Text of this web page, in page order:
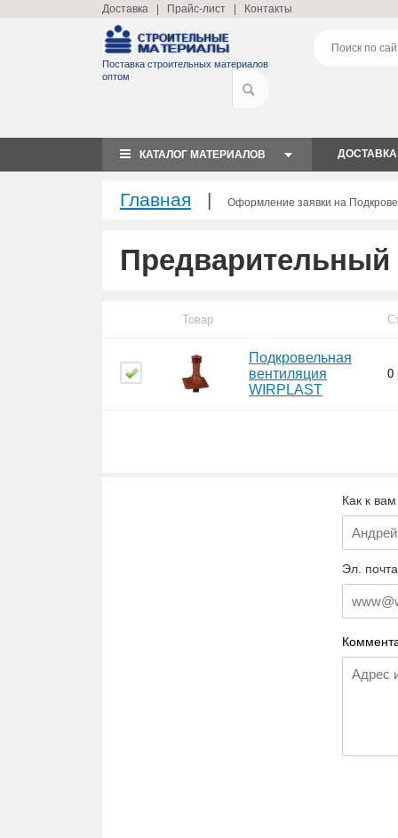
Доставка Прайс-лист Контакты
Поставка строительных материалов
оптом
КАТАЛОГ МАТЕРИАЛОВ ДОСТАВКА
Главная | Оформление заявки на
Предварительный
Товар
Подкровельная
вентиляция
WIRPLAST
0
Как к
Эл.